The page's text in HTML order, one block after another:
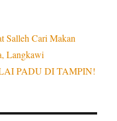
Salleh Cari Makan
Langkawi
PADU DI TAMPIN!